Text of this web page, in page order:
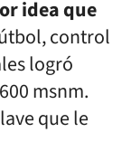
idea que
control
logró
msnm.
que le